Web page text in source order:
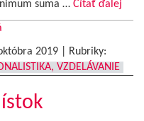
suma … Čítať ďalej
2019
Rubriky:
VZDELÁVANIE